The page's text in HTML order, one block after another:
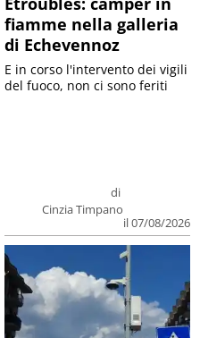
fiamme nella galleria
di Echevennoz
di
Cinzia Timpano
il 07/08/2026
E in corso l'intervento dei vigili
del fuoco, non ci sono feriti